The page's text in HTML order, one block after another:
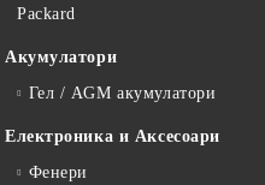
Packard
Акумулатори
Гел / AGM акумулатори
Електроника и Аксесоари
Фенери